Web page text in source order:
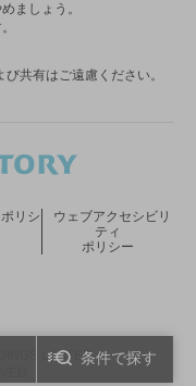
条件で探す
ましょう。
共有はご遠慮ください。
LIMITED.
リシ
ウェブアクセシビリ
ティ
ポリシー
しいウィンドウで開く